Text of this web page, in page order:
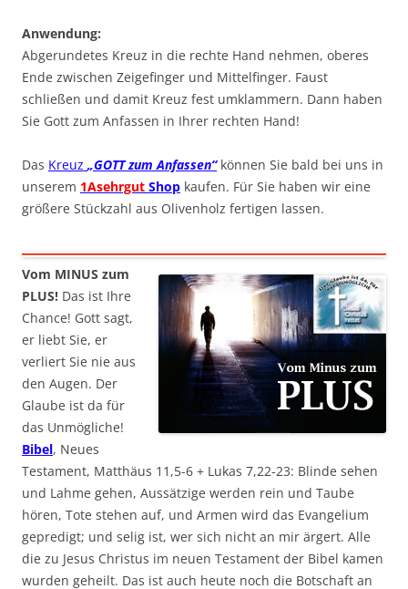
Anwendung:
Abgerundetes Kreuz in die rechte Hand nehmen, oberes
Ende zwischen Zeigefinger und Mittelfinger. Faust
schließen und damit Kreuz fest umklammern. Dann haben
Sie Gott zum Anfassen in Ihrer rechten Hand!
Das Kreuz „GOTT zum Anfassen“können Sie bald bei uns in
unserem 1Asehrgut Shop kaufen. Für Sie haben wir eine
größere Stückzahl aus Olivenholz fertigen lassen.
Vom MINUS zum
PLUS! Das ist Ihre
Chance! Gott sagt,
er liebt Sie, er
verliert Sie nie aus
den Augen. Der
Glaube ist da für
das Unmögliche!
Bibel, Neues
Testament, Matthäus 11,5-6 + Lukas 7,22-23: Blinde sehen
und Lahme gehen, Aussätzige werden rein und Taube
hören, Tote stehen auf, und Armen wird das Evangelium
gepredigt; und selig ist, wer sich nicht an mir ärgert. Alle
die zu Jesus Christus im neuen Testament der Bibel kamen
wurden geheilt. Das ist auch heute noch die Botschaft an